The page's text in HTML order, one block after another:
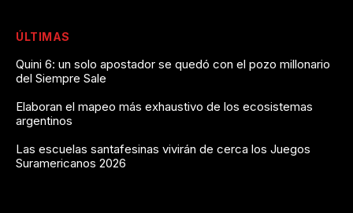
ÚLTIMAS
Quini 6: un solo apostador se quedó con el pozo millonario
del Siempre Sale
Elaboran el mapeo más exhaustivo de los ecosistemas
argentinos
Las escuelas santafesinas vivirán de cerca los Juegos
Suramericanos 2026